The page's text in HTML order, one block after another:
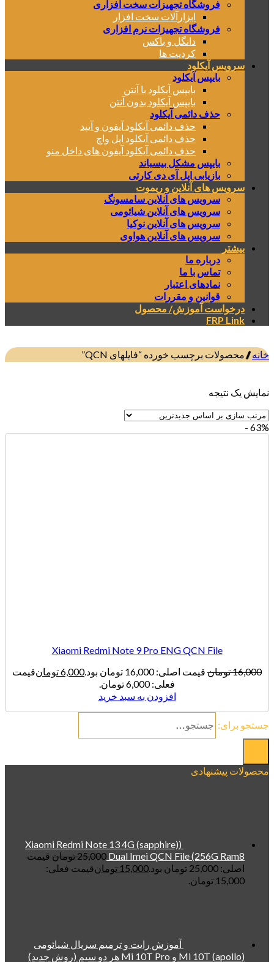
فروشگاه تجهیزات سخت افزاری
ابزارآلات سخت افزار
فروشگاه تجهیزات نرم افزاری
دانگل و باکس
کردیت ها
سرویس آیکلود
بایپس آیکلود
بایپس آیکلود با آنتن
بایپس آیکلود بدون آنتن
حذف دائمی آیکلود
حذف دائمی آیکلود آیفون و آیپد
حذف دائمی آیکلود اپل واچ
حذف دائمی آیکلود آیفون های داخل منو
بایپس مشکل بیسباند
بازیابی اپل آی دی کارتی
سرویس های آنلاین و ریموت
سرویس های آنلاین سامسونگ
سرویس های آنلاین شیائومی
سرویس های آنلاین نوکیا
سرویس های آنلاین هواوی
بیشتر
درباره ما
تماس با ما
نمادهای اعتبار
قوانین و مقررات
درخواست آموزش/ محصول
FRP Link
خانه/محصولات برچسب خورده “فایلهای QCN”
نمایش یک نتیجه
63% -
Xiaomi Redmi Note 9 Pro ENG QCN File
16,000تومانقیمت اصلی: 16,000 تومان بود. 6,000تومانقیمت
فعلی: 6,000 تومان.
افزودن به سبد خرید
جستجو برای:
محصولات پیشنهادی
(Xiaomi Redmi Note 13 4G (sapphire)
Dual Imei QCN File (256G Ram8
25,000تومانقیمت
اصلی: 25,000 تومان بود.
15,000 تومانقیمت فعلی:
15,000 تومان.
آموزش رایت و ترمیم سریال شیائومی